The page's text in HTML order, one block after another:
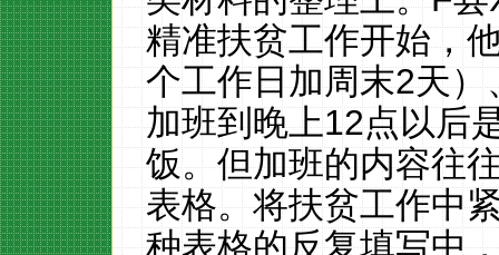
精准扶贫工作开始，
个工作日加周末2天）
加班到晚上12点以后
饭。但加班的内容往
表格。将扶贫工作中
种表格的反复填写中